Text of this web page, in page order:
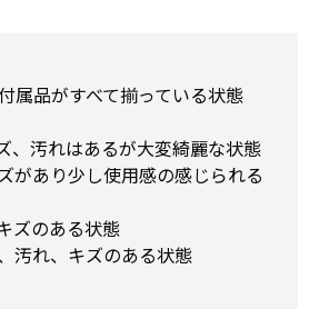
属品がすべて揃っている状態
、汚れはあるが大変綺麗な状態
があり少し使用感の感じられる
ズのある状態
汚れ、キズのある状態